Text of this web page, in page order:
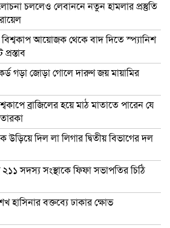
চললেও লেবাননে নতুন হামলার প্রস্তুতি
আয়োজক থেকে বাদ দিতে স্প্যানিশ
প্রস্তাব
গড়া জোড়া গোলে দারুণ জয় মায়ামির
ব্রাজিলের হয়ে মাঠ মাতাতে পারেন যে
উড়িয়ে দিল লা লিগার দ্বিতীয় বিভাগের দল
২১১ সদস্য সংস্থাকে ফিফা সভাপতির চিঠি
হাসিনার বক্তব্যে ঢাকার ক্ষোভ